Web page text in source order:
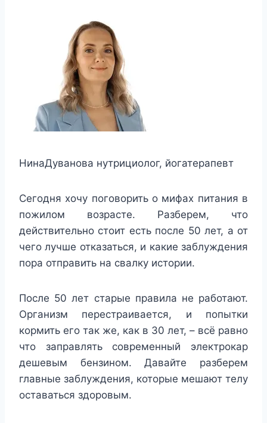
НинаДуванова нутрициолог, йогатерапевт
Сегодня хочу поговорить о мифах питания в
пожилом возрасте. Разберем, что
действительно стоит есть после 50 лет, а от
чего лучше отказаться, и какие заблуждения
пора отправить на свалку истории.
После 50 лет старые правила не работают.
Организм перестраивается, и попытки
кормить его так же, как в 30 лет, – всё равно
что заправлять современный электрокар
дешевым бензином. Давайте разберем
главные заблуждения, которые мешают телу
оставаться здоровым.